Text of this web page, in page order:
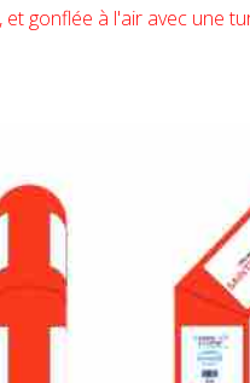
gonflée à l'air avec une